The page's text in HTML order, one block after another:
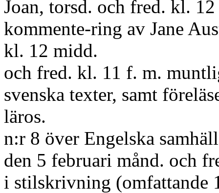
Joan, torsd. och fred. kl.
kommente-ring av Jane
kl. 12 midd.
och fred. kl. 11 f. m.
svenska texter, samt
läros.
n:r 8 över Engelska
den 5 februari månd. och
i stilskrivning (omfattande